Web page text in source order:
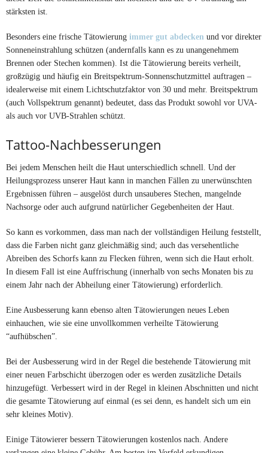
stärksten ist.
Besonders eine frische Tätowierung immer gut abdecken und vor direkter
Sonneneinstrahlung schützen (andernfalls kann es zu unangenehmem
Brennen oder Stechen kommen). Ist die Tätowierung bereits verheilt,
großzügig und häufig ein Breitspektrum-Sonnenschutzmittel auftragen –
idealerweise mit einem Lichtschutzfaktor von 30 und mehr. Breitspektrum
(auch Vollspektrum genannt) bedeutet, dass das Produkt sowohl vor UVA-
als auch vor UVB-Strahlen schützt.
Tattoo-Nachbesserungen
Bei jedem Menschen heilt die Haut unterschiedlich schnell. Und der
Heilungsprozess unserer Haut kann in manchen Fällen zu unerwünschten
Ergebnissen führen – ausgelöst durch unsauberes Stechen, mangelnde
Nachsorge oder auch aufgrund natürlicher Gegebenheiten der Haut.
So kann es vorkommen, dass man nach der vollständigen Heilung feststellt,
dass die Farben nicht ganz gleichmäßig sind; auch das versehentliche
Abreiben des Schorfs kann zu Flecken führen, wenn sich die Haut erholt.
In diesem Fall ist eine Auffrischung (innerhalb von sechs Monaten bis zu
einem Jahr nach der Abheilung einer Tätowierung) erforderlich.
Eine Ausbesserung kann ebenso alten Tätowierungen neues Leben
einhauchen, wie sie eine unvollkommen verheilte Tätowierung
“aufhübschen”.
Bei der Ausbesserung wird in der Regel die bestehende Tätowierung mit
einer neuen Farbschicht überzogen oder es werden zusätzliche Details
hinzugefügt. Verbessert wird in der Regel in kleinen Abschnitten und nicht
die gesamte Tätowierung auf einmal (es sei denn, es handelt sich um ein
sehr kleines Motiv).
Einige Tätowierer bessern Tätowierungen kostenlos nach. Andere